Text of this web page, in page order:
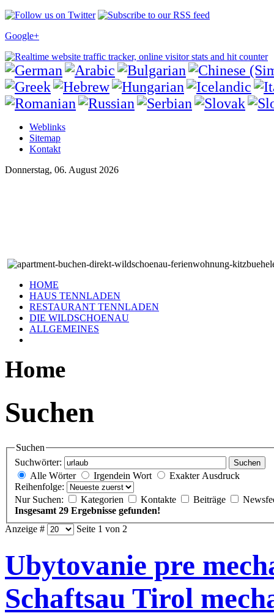
Google+
Weblinks
Sitemap
Kontakt
Donnerstag, 06. August 2026
HOME
HAUS TENNLADEN
RESTAURANT TENNLADEN
DIE WILDSCHOENAU
ALLGEMEINES
Home
Suchen
Suchen
Suchwörter:
Suchen
Alle Wörter Irgendein Wort
Exakter Ausdruck
Reihenfolge:
Nur Suchen:
Kategorien Kontakte Beiträge
Insgesamt 29 Ergebnisse gefunden!
Anzeige #
Seite 1 von 2
Ubytovanie pre
Schaftsau Tirol